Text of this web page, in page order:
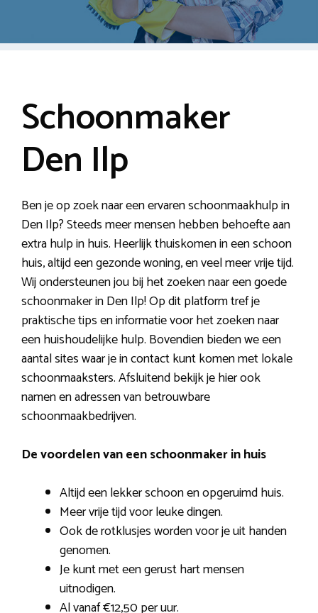
Schoonmaker
Den Ilp
Ben je op zoek naar een ervaren schoonmaakhulp in
Den Ilp? Steeds meer mensen hebben behoefte aan
extra hulp in huis. Heerlijk thuiskomen in een schoon
huis, altijd een gezonde woning, en veel meer vrije tijd.
Wij ondersteunen jou bij het zoeken naar een goede
schoonmaker in Den Ilp! Op dit platform tref je
praktische tips en informatie voor het zoeken naar
een huishoudelijke hulp. Bovendien bieden we een
aantal sites waar je in contact kunt komen met lokale
schoonmaaksters. Afsluitend bekijk je hier ook
namen en adressen van betrouwbare
schoonmaakbedrijven.
De voordelen van een schoonmaker in huis
Altijd een lekker schoon en opgeruimd huis.
Meer vrije tijd voor leuke dingen.
Ook de rotklusjes worden voor je uit handen
genomen.
Je kunt met een gerust hart mensen
uitnodigen.
Al vanaf €12,50 per uur.